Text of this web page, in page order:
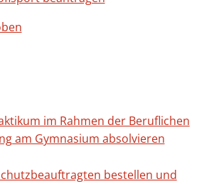
im Rahmen der Beruflichen
am Gymnasium absolvieren
bestellen und